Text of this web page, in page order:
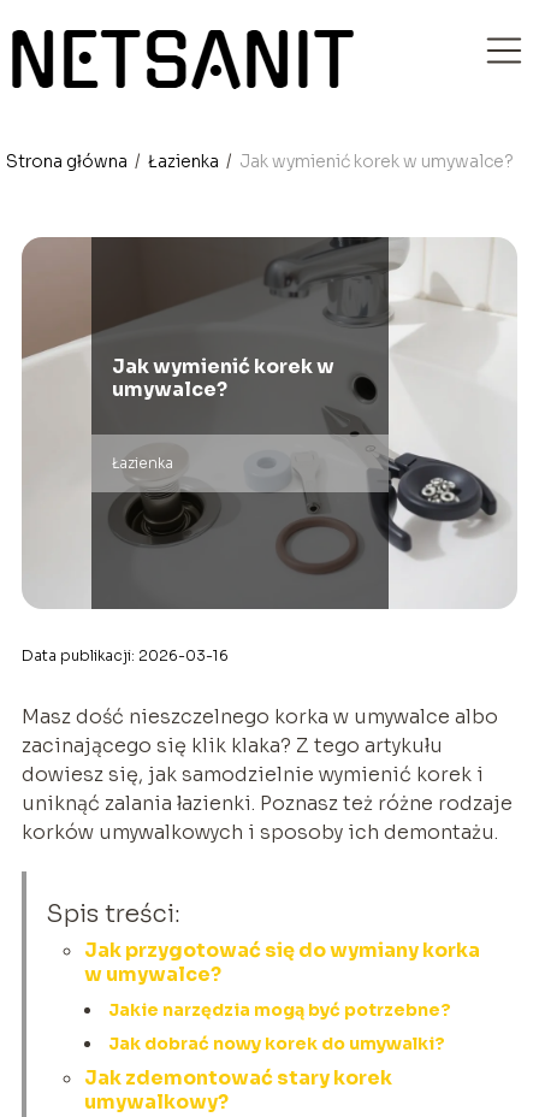
Strona główna / Łazienka / Jak wymienić korek w umywalce?
Jak wymienić korek w
umywalce?
Łazienka
Data publikacji: 2026-03-16
Masz dość nieszczelnego korka w umywalce albo
zacinającego się klik klaka? Z tego artykułu
dowiesz się, jak samodzielnie wymienić korek i
uniknąć zalania łazienki. Poznasz też różne rodzaje
korków umywalkowych i sposoby ich demontażu.
Spis treści:
Jak przygotować się do wymiany korka
w umywalce?
Jakie narzędzia mogą być potrzebne?
Jak dobrać nowy korek do umywalki?
Jak zdemontować stary korek
umywalkowy?